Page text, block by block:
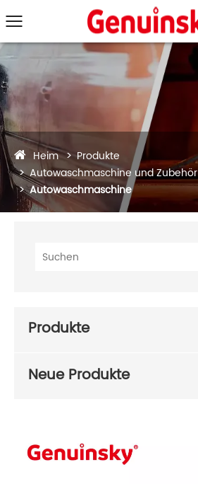
Heim
Produkte
Autowaschmaschine und Zubehör
Autowaschmaschine
Produkte
Neue Produkte